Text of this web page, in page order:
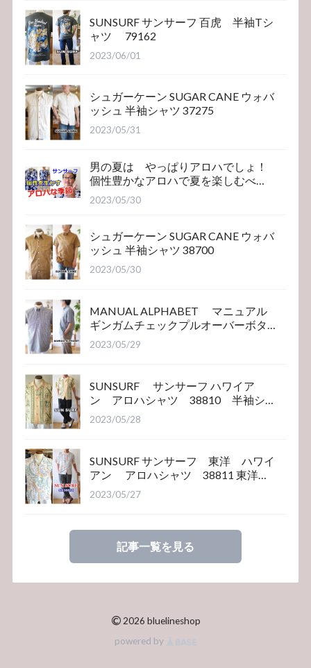
SUNSURF サンサーフ 百虎 半袖Tシ
ャツ 79162
2023/06/01
シュガーケーン SUGAR CANE ウォバ
ッシュ 半袖シャツ 37275
2023/05/31
男の夏は やっぱりアロハでしょ！
個性豊かなアロハで夏を楽しむべ
き！サンサーフ
2023/05/30
シュガーケーン SUGAR CANE ウォバ
ッシュ 半袖シャツ 38700
2023/05/30
MANUAL ALPHABET マニュアル
ギンガムチェックプルオーバーボタ
ンダウンシャツ
2023/05/29
SUNSURF サンサーフ ハワイア
ン アロハシャツ 38810 半袖シ
ャツ
2023/05/28
SUNSURF サンサーフ 東洋 ハワイ
アン アロハシャツ 38811 東洋エ
ンタープライズ
2023/05/27
記事一覧を見る
© 2026 bluelineshop
powered by